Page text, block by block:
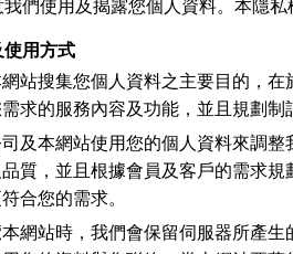
們使用及揭露您個人資料。本隱
使用方式
站搜集您個人資料之主要目的，
求的服務內容及功能，並且規劃
及本網站使用您的個人資料來調
質，並且根據會員及客戶的需求
合您的需求。
網站時，我們會保留伺服器所產